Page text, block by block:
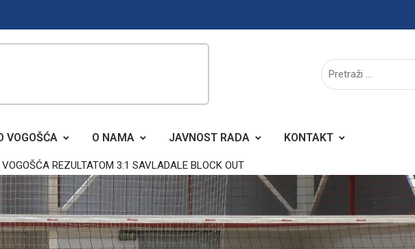
VOGOŠĆA O NAMA JAVNOST RADA KONTAKT
REZULTATOM 3:1 SAVLADALE BLOCK OUT